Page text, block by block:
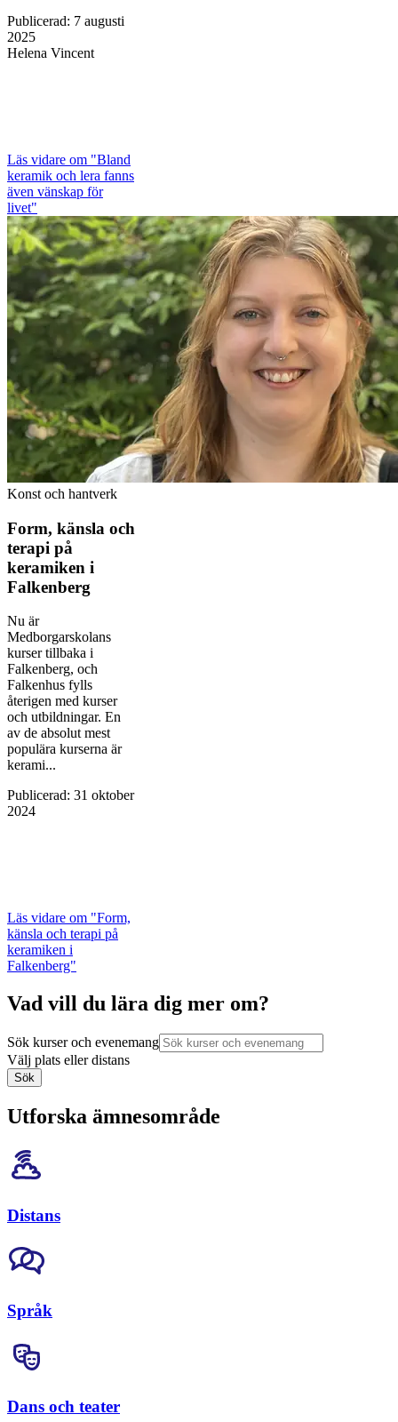
Publicerad: 7 augusti
2025
Helena Vincent
Läs vidare om "Bland
keramik och lera fanns
även vänskap för
livet"
Konst och hantverk
Form, känsla och
terapi på
keramiken i
Falkenberg
Nu är
Medborgarskolans
kurser tillbaka i
Falkenberg, och
Falkenhus fylls
återigen med kurser
och utbildningar. En
av de absolut mest
populära kurserna är
kerami...
Publicerad: 31 oktober
2024
Läs vidare om "Form,
känsla och terapi på
keramiken i
Falkenberg"
Vad vill du lära dig mer om?
Sök kurser och evenemang
Välj plats eller distans
Sök
Utforska ämnesområde
Distans
Språk
Dans och teater